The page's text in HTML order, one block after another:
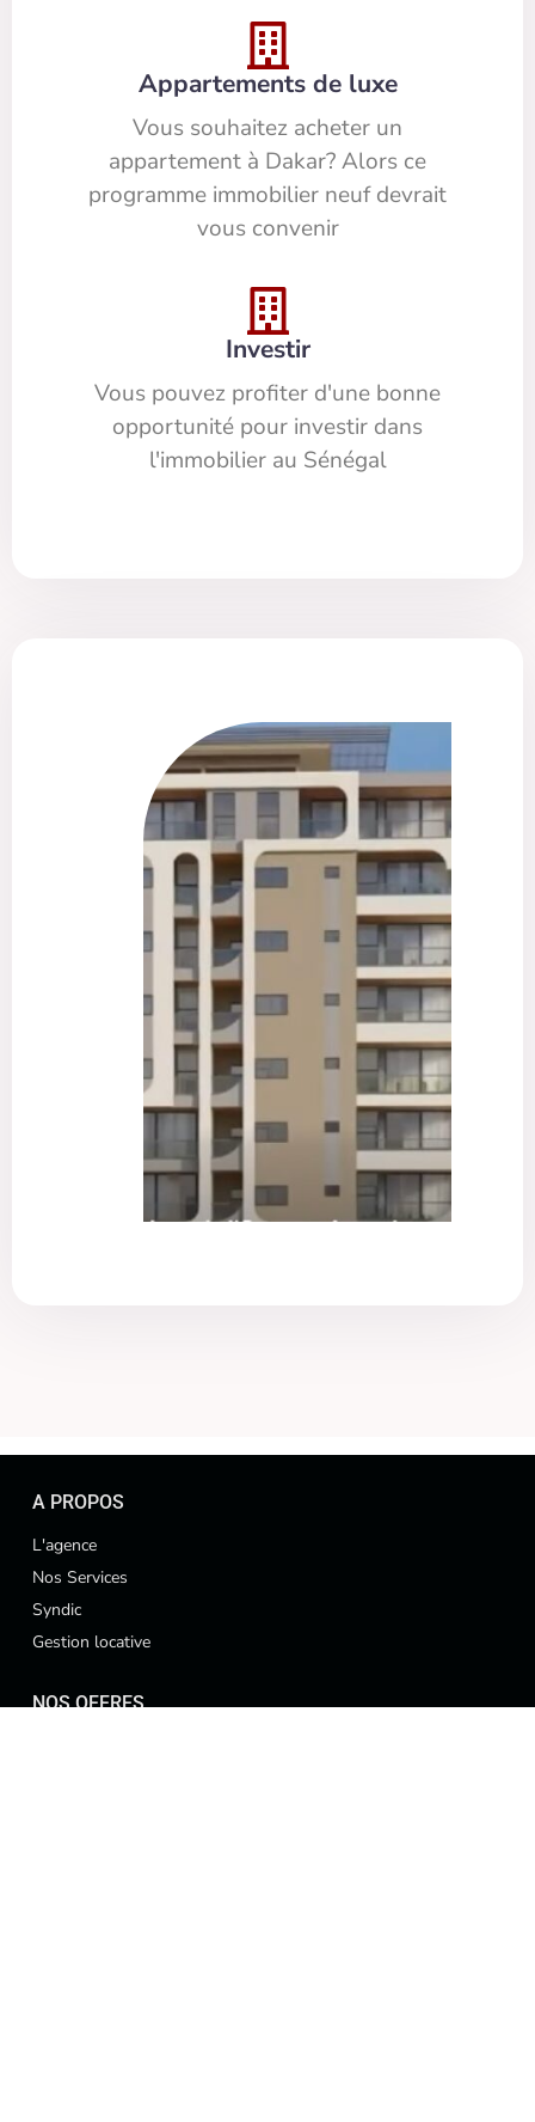
Appartements de luxe
Vous souhaitez acheter un
appartement à Dakar? Alors ce
programme immobilier neuf devrait
vous convenir
Investir
Vous pouvez profiter d'une bonne
opportunité pour investir dans
l'immobilier au Sénégal
A PROPOS
L'agence
Nos Services
Syndic
Gestion locative
NOS OFFRES